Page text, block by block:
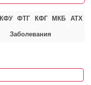
КФУ ФТГ КФГ МКБ АТХ
Заболевания